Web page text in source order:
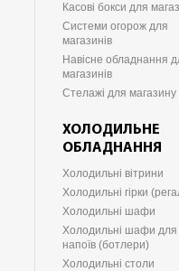
Касові бокси для
Системи огорож для
магазинів
Навісне обладнання
магазинів
Стелажі для магазину
ХОЛОДИЛЬНЕ
ОБЛАДНАННЯ
Холодильні вітрини
Холодильні гірки
Холодильні шафи
Холодильні шафи для
напоїв (ботлери)
Холодильні столи